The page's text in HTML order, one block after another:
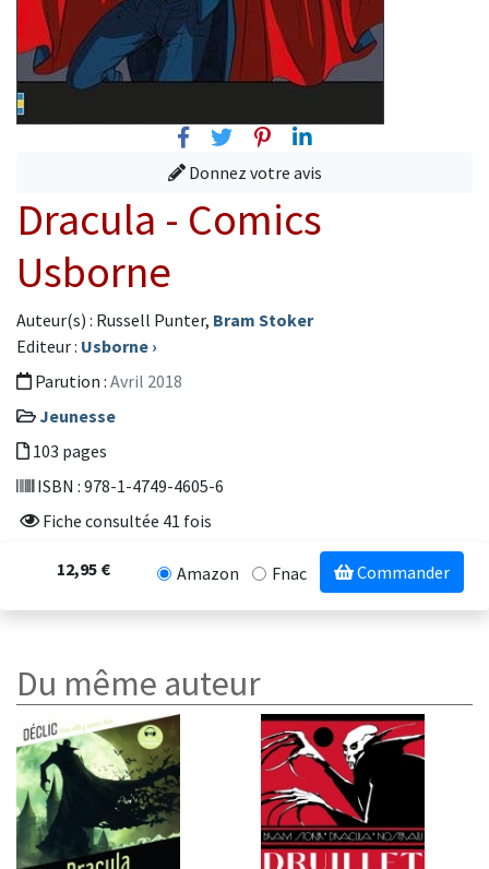
FacebookTwitterPinterest
Linkedin
Donnez votre avis
Dracula - Comics
Usborne
Auteur(s) : Russell Punter, Bram Stoker
Editeur : Usborne ›
Parution : Avril 2018
Jeunesse
103 pages
ISBN : 978-1-4749-4605-6
Fiche consultée 41 fois
12,95 € Amazon Fnac Commander
Du même auteur